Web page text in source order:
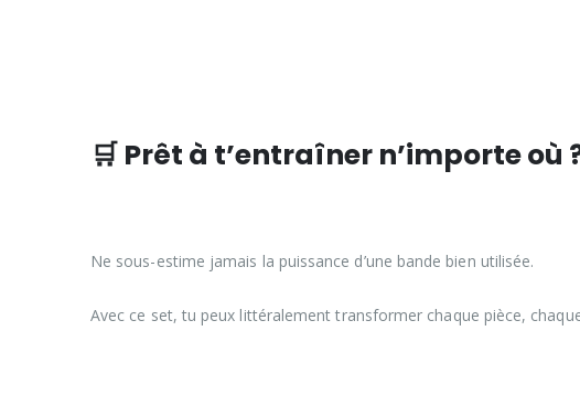
🛒 Prêt à t’entraîner n’importe où
Ne sous-estime jamais la puissance d’une bande bien utilisée.
Avec ce set, tu peux littéralement transformer chaque pièce,